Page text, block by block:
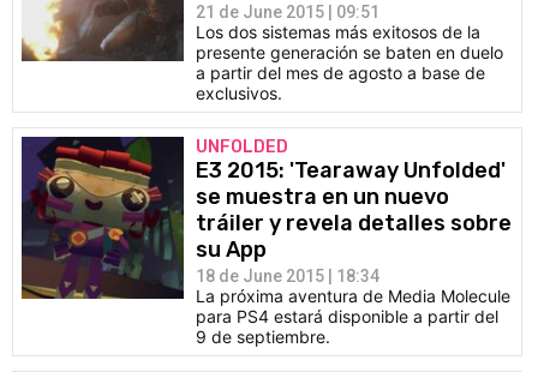
21 de June 2015 | 09:51
Los dos sistemas más exitosos de la
presente generación se baten en duelo
a partir del mes de agosto a base de
exclusivos.
UNFOLDED
E3 2015: 'Tearaway Unfolded'
se muestra en un nuevo
tráiler y revela detalles sobre
su App
18 de June 2015 | 18:34
La próxima aventura de Media Molecule
para PS4 estará disponible a partir del
9 de septiembre.